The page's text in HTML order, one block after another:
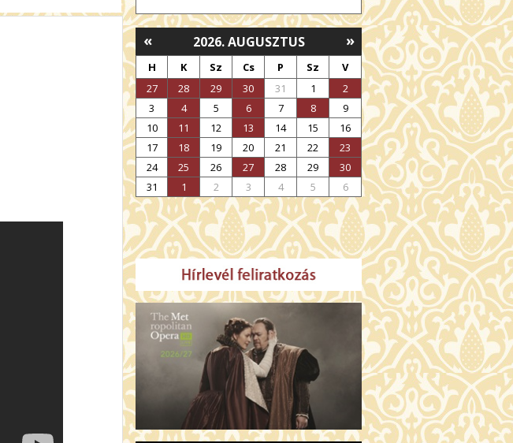
»
« 2026. AUGUSZTUS
H K Sz Cs P Sz
V
27
28 29 30 31 1
2
3
4 5 6 7 8
9
10
11 12 13 14 15
16
17
18 19 20 21 22
23
24
25 26 27 28 29
30
31
1 2 3 4 5 6